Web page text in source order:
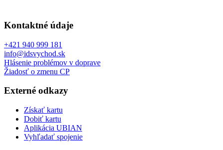
Kontaktné údaje
+421 940 999 181
info@idsvychod.sk
Hlásenie problémov v doprave
Žiadosť o zmenu CP
Externé odkazy
Získať kartu
Dobiť kartu
Aplikácia UBIAN
Vyhľadať spojenie